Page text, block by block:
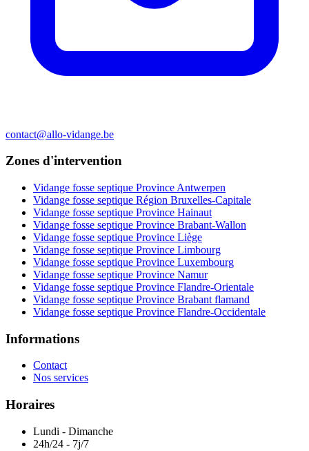
contact@allo-vidange.be
Zones d'intervention
Vidange fosse septique Province Antwerpen
Vidange fosse septique Région Bruxelles-Capitale
Vidange fosse septique Province Hainaut
Vidange fosse septique Province Brabant-Wallon
Vidange fosse septique Province Liège
Vidange fosse septique Province Limbourg
Vidange fosse septique Province Luxembourg
Vidange fosse septique Province Namur
Vidange fosse septique Province Flandre-Orientale
Vidange fosse septique Province Brabant flamand
Vidange fosse septique Province Flandre-Occidentale
Informations
Contact
Nos services
Horaires
Lundi - Dimanche
24h/24 - 7j/7